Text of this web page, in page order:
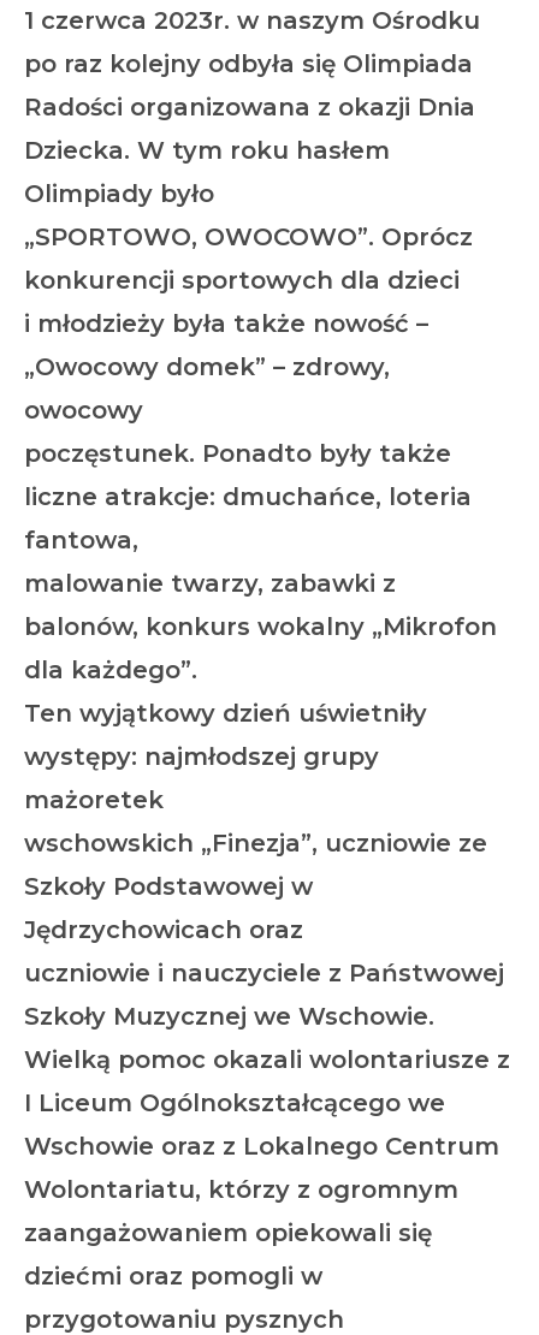
1 czerwca 2023r. w naszym Ośrodku
po raz kolejny odbyła się Olimpiada
Radości organizowana z okazji Dnia
Dziecka. W tym roku hasłem
Olimpiady było
„SPORTOWO, OWOCOWO”. Oprócz
konkurencji sportowych dla dzieci
i młodzieży była także nowość –
„Owocowy domek” – zdrowy,
owocowy
poczęstunek. Ponadto były także
liczne atrakcje: dmuchańce, loteria
fantowa,
malowanie twarzy, zabawki z
balonów, konkurs wokalny „Mikrofon
dla każdego”.
Ten wyjątkowy dzień uświetniły
występy: najmłodszej grupy
mażoretek
wschowskich „Finezja”, uczniowie ze
Szkoły Podstawowej w
Jędrzychowicach oraz
uczniowie i nauczyciele z Państwowej
Szkoły Muzycznej we Wschowie.
Wielką pomoc okazali wolontariusze z
I Liceum Ogólnokształcącego we
Wschowie oraz z Lokalnego Centrum
Wolontariatu, którzy z ogromnym
zaangażowaniem opiekowali się
dziećmi oraz pomogli w
przygotowaniu pysznych